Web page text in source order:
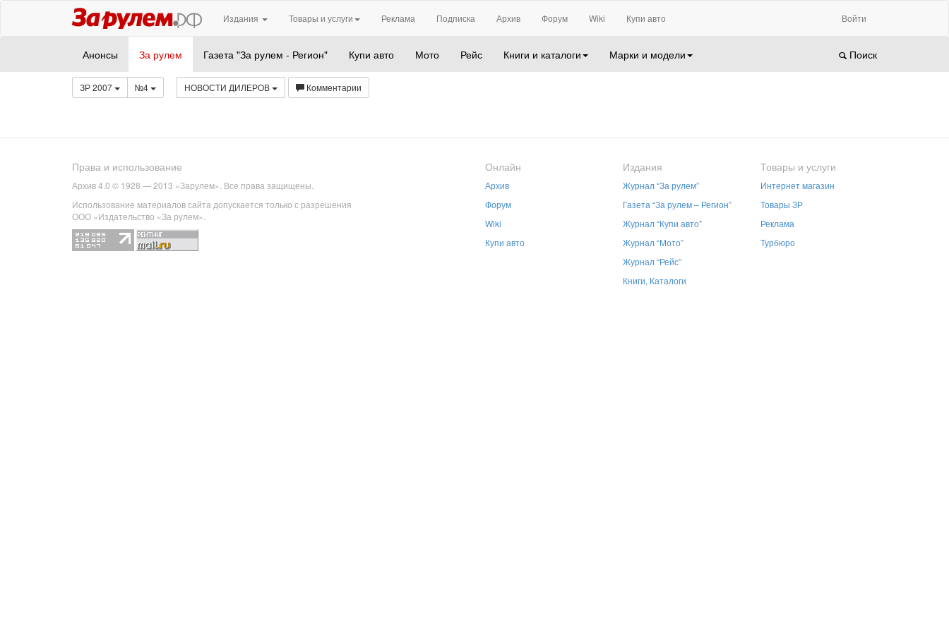
Издания Товары и услуги Реклама Подписка Архив Форум Wiki Купи авто Войти
Анонсы За рулем Газета "За рулем - Регион" Купи авто Мото Рейс Книги и каталоги Марки и модели Поиск
ЗР 2007 №4 НОВОСТИ ДИЛЕРОВ Комментарии
Права и использование
Архив 4.0 © 1928 — 2013 «Зарулем». Все права защищены.
Использование материалов сайта допускается только с разрешения
ООО «Издательство «За рулем».
Онлайн
Архив
Форум
Wiki
Купи авто
Издания
Журнал “За рулем”
Газета “За рулем – Регион”
Журнал “Купи авто”
Журнал “Мото”
Журнал “Рейс”
Книги, Каталоги
Товары и услуги
Интернет магазин
Товары ЗР
Реклама
Турбюро